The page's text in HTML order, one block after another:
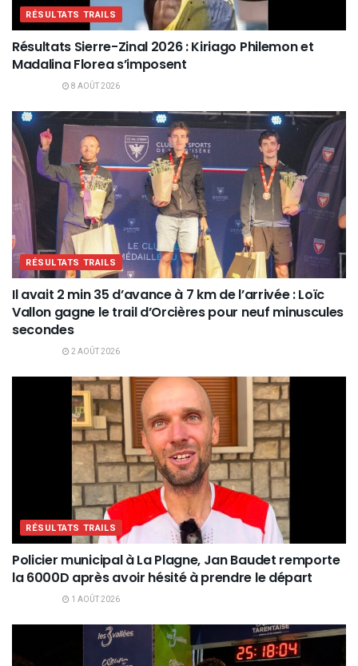
RÉSULTATS TRAILS
Résultats Sierre-Zinal 2026 : Kiriago Philemon et
Madalina Florea s’imposent
8 AOÛT 2026
RÉSULTATS TRAILS
Il avait 2 min 35 d’avance à 7 km de l’arrivée : Loïc
Vallon gagne le trail d’Orcières pour neuf minuscules
secondes
2 AOÛT 2026
RÉSULTATS TRAILS
Policier municipal à La Plagne, Jan Baudet remporte
la 6000D après avoir hésité à prendre le départ
1 AOÛT 2026